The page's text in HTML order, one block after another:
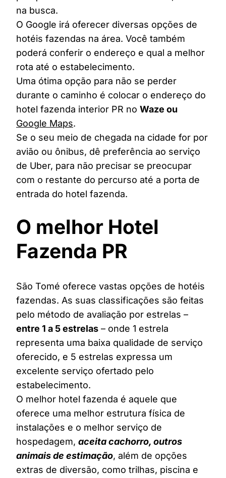
na busca.
O Google irá oferecer diversas opções de
hotéis fazendas na área. Você também
poderá conferir o endereço e qual a melhor
rota até o estabelecimento.
Uma ótima opção para não se perder
durante o caminho é colocar o endereço do
hotel fazenda interior PR no Waze ou
Google Maps.
Se o seu meio de chegada na cidade for por
avião ou ônibus, dê preferência ao serviço
de Uber, para não precisar se preocupar
com o restante do percurso até a porta de
entrada do hotel fazenda.
O melhor Hotel
Fazenda PR
São Tomé oferece vastas opções de hotéis
fazendas. As suas classificações são feitas
pelo método de avaliação por estrelas –
entre 1 a 5 estrelas – onde 1 estrela
representa uma baixa qualidade de serviço
oferecido, e 5 estrelas expressa um
excelente serviço ofertado pelo
estabelecimento.
O melhor hotel fazenda é aquele que
oferece uma melhor estrutura física de
instalações e o melhor serviço de
hospedagem, aceita cachorro, outros
animais de estimação, além de opções
extras de diversão, como trilhas, piscina e